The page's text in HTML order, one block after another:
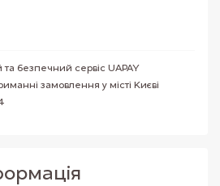
безпечний сервіс UAPAY
замовлення у місті Києві